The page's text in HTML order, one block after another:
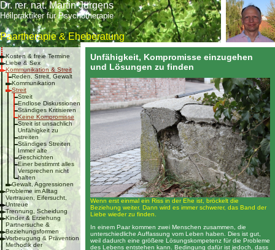
Dr. rer. nat. Martin Jürgens
Heilpraktiker für Psychotherapie
Paartherapie & Eheberatung
Kosten & freie Termine
Liebe & Sex
Kommunikation & Streit
Reden, Streit, Gewalt
Kommunikation
Streit
Streit
Endlose Diskussionen
Ständiges Kritisieren
Keine Kompromisse
Streit ist unsachlich
Unfähigkeit zu
streiten
Ständiges Streiten
Immer alte
Geschichten
Einer bestimmt alles
Versprechen nicht
halten
Gewalt, Aggressionen
Probleme im Alltag
Vertrauen, Eifersucht,
Untreue
Trennung, Scheidung
Kinder & Erziehung
Partnersuche &
Beziehungsformen
Vorbeugung & Prävention
Methodik der
Unfähigkeit, Kompromisse einzugehen
und Lösungen zu finden
Wenn erst einmal ein Riss in der Ehe ist, bröckelt die
Beziehung weiter. Dann wird es immer schwerer, das Band der
Liebe wieder zu finden.
In einem Paar kommen zwei Menschen zusammen, die
unterschiedliche Auffassung vom Leben haben. Dies ist gut,
weil dadurch eine größere Lösungskompetenz für die Probleme
des Lebens entstehen kann. Bedingung dafür ist jedoch, dass